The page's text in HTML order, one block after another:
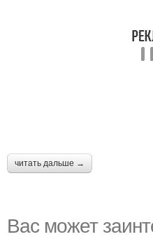
читать дальше →
Вас может